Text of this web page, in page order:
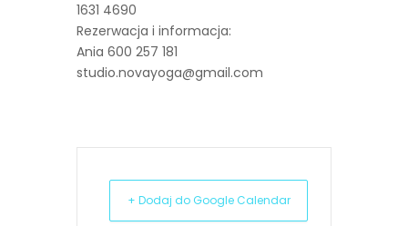
1631 4690
Rezerwacja i informacja:
Ania 600 257 181
studio.novayoga@gmail.com
+ Dodaj do Google Calendar